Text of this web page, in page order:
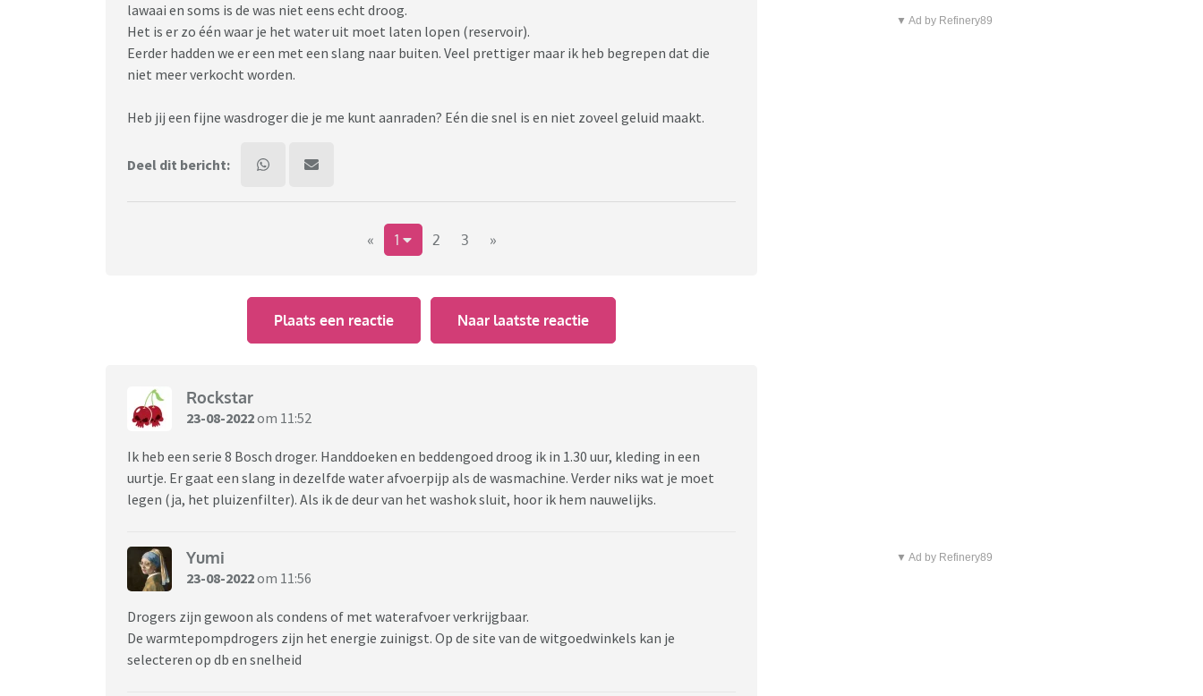
lawaai en soms is de was niet eens echt droog.
Het is er zo één waar je het water uit moet laten lopen (reservoir).
Eerder hadden we er een met een slang naar buiten. Veel prettiger maar ik heb begrepen dat die
niet meer verkocht worden.
Heb jij een fijne wasdroger die je me kunt aanraden? Eén die snel is en niet zoveel geluid maakt.
Deel dit bericht:
« 1 2 3 »
Plaats een reactie Naar laatste reactie
Rockstar
23-08-2022om 11:52
Ik heb een serie 8 Bosch droger. Handdoeken en beddengoed droog ik in 1.30 uur, kleding in een
uurtje. Er gaat een slang in dezelfde water afvoerpijp als de wasmachine. Verder niks wat je moet
legen (ja, het pluizenfilter). Als ik de deur van het washok sluit, hoor ik hem nauwelijks.
Yumi
23-08-2022om 11:56
Drogers zijn gewoon als condens of met waterafvoer verkrijgbaar.
De warmtepompdrogers zijn het energie zuinigst. Op de site van de witgoedwinkels kan je
selecteren op db en snelheid
▼ Ad by Refinery89
▼ Ad by Refinery89